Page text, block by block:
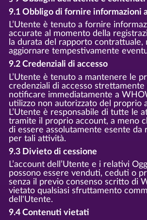
9.1 Obbligo di fornire informazioni
L’Utente è tenuto a fornire
accurate al momento della
la durata del rapporto contrattuale,
aggiornare tempestivamente
9.2 Credenziali di accesso
L’Utente è tenuto a mantenere le
credenziali di accesso strettamente
notificare immediatamente a
utilizzo non autorizzato del proprio
L’Utente è responsabile di tutte le
tramite il proprio account, a meno
di essere assolutamente esente da
per tali attività.
9.3 Divieto di cessione
L’account dell’Utente e i relativi
possono essere venduti, ceduti o
senza il previo consenso scritto di
vietato qualsiasi sfruttamento
dell'Utente.
9.4 Contenuti vietati